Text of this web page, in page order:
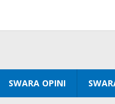
SWARA OPINI